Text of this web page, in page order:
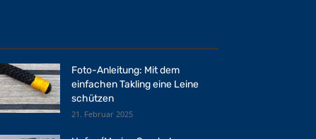
Foto-Anleitung: Mit dem
einfachen Takling eine Leine
schützen
21. Februar 2025